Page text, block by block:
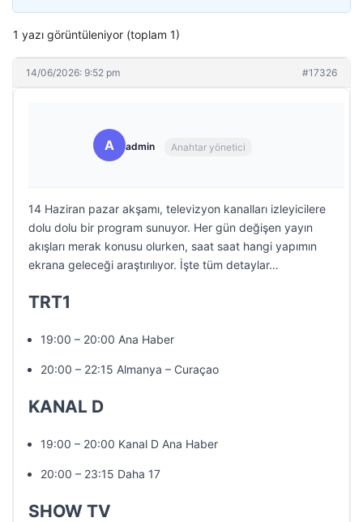
1 yazı görüntüleniyor (toplam 1)
14/06/2026: 9:52 pm #17326
A admin Anahtar yönetici
14 Haziran pazar akşamı, televizyon kanalları izleyicilere
dolu dolu bir program sunuyor. Her gün değişen yayın
akışları merak konusu olurken, saat saat hangi yapımın
ekrana geleceği araştırılıyor. İşte tüm detaylar…
TRT1
19:00 – 20:00 Ana Haber
20:00 – 22:15 Almanya – Curaçao
KANAL D
19:00 – 20:00 Kanal D Ana Haber
20:00 – 23:15 Daha 17
SHOW TV